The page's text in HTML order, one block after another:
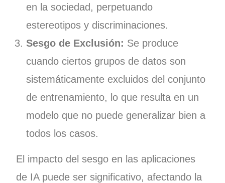
en la sociedad, perpetuando
estereotipos y discriminaciones.
Sesgo de Exclusión: Se produce
cuando ciertos grupos de datos son
sistemáticamente excluidos del conjunto
de entrenamiento, lo que resulta en un
modelo que no puede generalizar bien a
todos los casos.
El impacto del sesgo en las aplicaciones
de IA puede ser significativo, afectando la